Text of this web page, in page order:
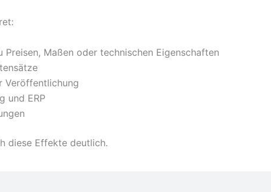
Preisen, Maßen oder technischen Eigenschaften
Veröffentlichung
und ERP
diese Effekte deutlich.